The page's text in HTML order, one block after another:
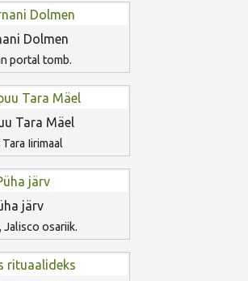
Dolmen
portal tomb.
Tara Mäel
Iirimaal
järv
Jalisco osariik.